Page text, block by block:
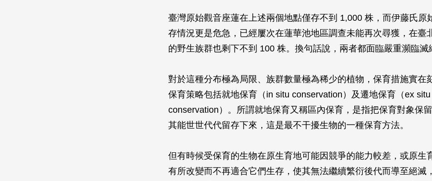
臺灣原始觀音座蓮在上述兩個地點僅存不到 1,000 株，而伊藤氏原
存情況更是危急，已經屢次在蓮華池地區調查未能再次尋獲，在臺
的野生族群也剩下不到 100 株。換句話說，兩者都面臨嚴重瀕臨滅
對於這種分布極為局限、族群數量極為稀少的植物，保育措施實在
保育策略包括就地保育（in situ conservation）及遷地保育（ex situ
conservation）。所謂就地保育又稱區內保育，是指把保育對象保
其能世世代代留存下來，這是最不干擾生物的一種保育方法。
但有時候受保育的生物在原生育地可能因競爭的能力較差，或原生
有所改變而不再適合它們生存，使其無法繼續繁衍後代而導至絕滅